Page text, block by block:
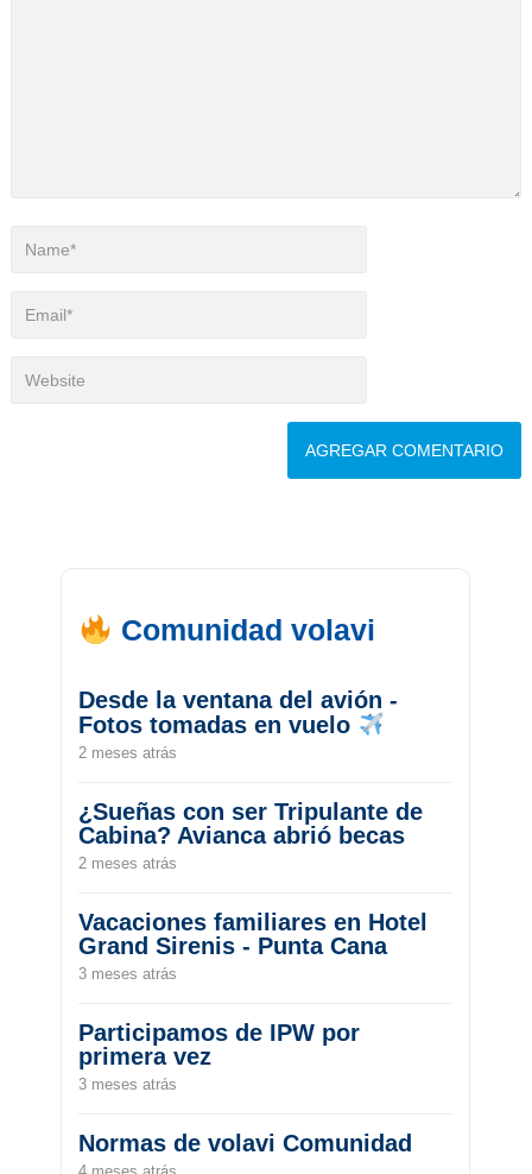
Comunidad volavi
Desde la ventana del avión -
Fotos tomadas en vuelo
2 meses atrás
¿Sueñas con ser Tripulante de
Cabina? Avianca abrió becas
2 meses atrás
Vacaciones familiares en Hotel
Grand Sirenis - Punta Cana
3 meses atrás
Participamos de IPW por
primera vez
3 meses atrás
Normas de volavi Comunidad